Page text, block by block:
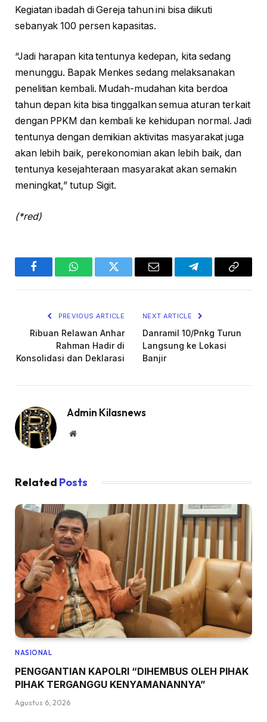
Kegiatan ibadah di Gereja tahun ini bisa diikuti
sebanyak 100 persen kapasitas.
“Jadi harapan kita tentunya kedepan, kita sedang
menunggu. Bapak Menkes sedang melaksanakan
penelitian kembali. Mudah-mudahan kita berdoa
tahun depan kita bisa tinggalkan semua aturan terkait
dengan PPKM dan kembali ke kehidupan normal. Jadi
tentunya dengan demikian aktivitas masyarakat juga
akan lebih baik, perekonomian akan lebih baik, dan
tentunya kesejahteraan masyarakat akan semakin
meningkat,” tutup Sigit.
(*red)
FacebookWhatsAppTwitter Email TelegramCopy
PREVIOUS ARTICLE
Ribuan Relawan Anhar
Rahman Hadir di
Konsolidasi dan Deklarasi
NEXT ARTICLE
Danramil 10/Pnkg Turun
Langsung ke Lokasi
Banjir
Admin Kilasnews
Website
Related Posts
NASIONAL
PENGGANTIAN KAPOLRI “DIHEMBUS OLEH PIHAK
PIHAK TERGANGGU KENYAMANANNYA”
Agustus 6, 2026